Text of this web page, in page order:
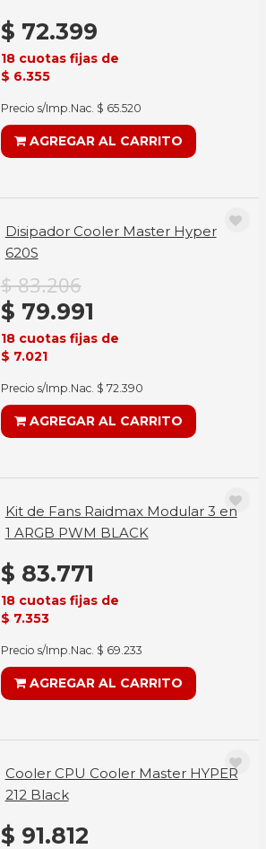
$ 72.399
18 cuotas fijas de
$ 6.355
Precio s/Imp.Nac. $ 65.520
AGREGAR AL CARRITO
Disipador Cooler Master Hyper
620S
$ 83.206
$ 79.991
18 cuotas fijas de
$ 7.021
Precio s/Imp.Nac. $ 72.390
AGREGAR AL CARRITO
Kit de Fans Raidmax Modular 3 en
1 ARGB PWM BLACK
$ 83.771
18 cuotas fijas de
$ 7.353
Precio s/Imp.Nac. $ 69.233
AGREGAR AL CARRITO
Cooler CPU Cooler Master HYPER
212 Black
$ 91.812